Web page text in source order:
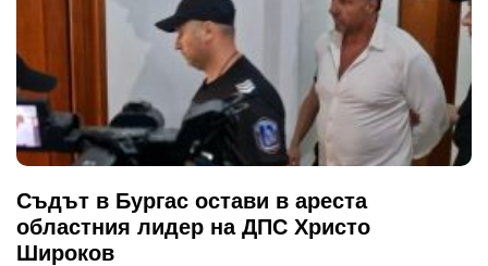
Съдът в Бургас остави в ареста
областния лидер на ДПС Христо
Широков